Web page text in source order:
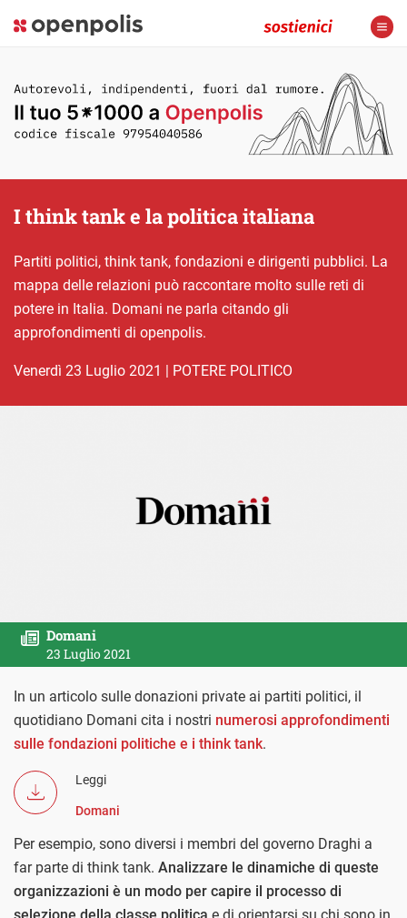
I think tank e la politica italiana
Partiti politici, think tank, fondazioni e dirigenti pubblici. La
mappa delle relazioni può raccontare molto sulle reti di
potere in Italia. Domani ne parla citando gli
approfondimenti di openpolis.
venerdì 23 Luglio 2021 | POTERE POLITICO
Domani
23 Luglio 2021
In un articolo sulle donazioni private ai partiti politici, il
quotidiano Domani cita i nostri numerosi approfondimenti
sulle fondazioni politiche e i think tank.
Leggi
Domani
Per esempio, sono diversi i membri del governo Draghi a
far parte di think tank. Analizzare le dinamiche di queste
organizzazioni è un modo per capire il processo di
selezione della classe politica e di orientarsi su chi sono in